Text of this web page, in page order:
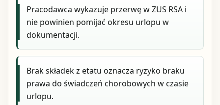
Pracodawca wykazuje przerwę w ZUS RSA i
nie powinien pomijać okresu urlopu w
dokumentacji.
Brak składek z etatu oznacza ryzyko braku
prawa do świadczeń chorobowych w czasie
urlopu.